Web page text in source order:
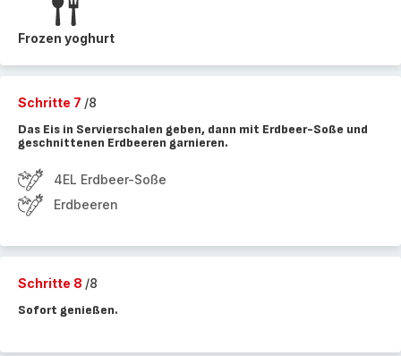
Frozen yoghurt
Schritte 7 /8
Das Eis in Servierschalen geben, dann mit Erdbeer-Soße und
geschnittenen Erdbeeren garnieren.
4EL Erdbeer-Soße
Erdbeeren
Schritte 8 /8
Sofort genießen.